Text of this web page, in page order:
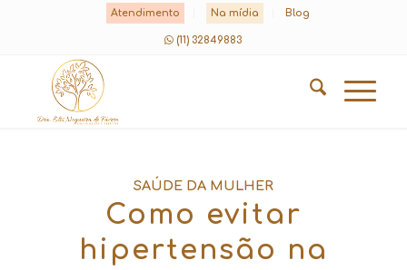
Atendimento Na mídia Blog
(11) 32849883
SAÚDE DA MULHER
Como evitar
hipertensão na